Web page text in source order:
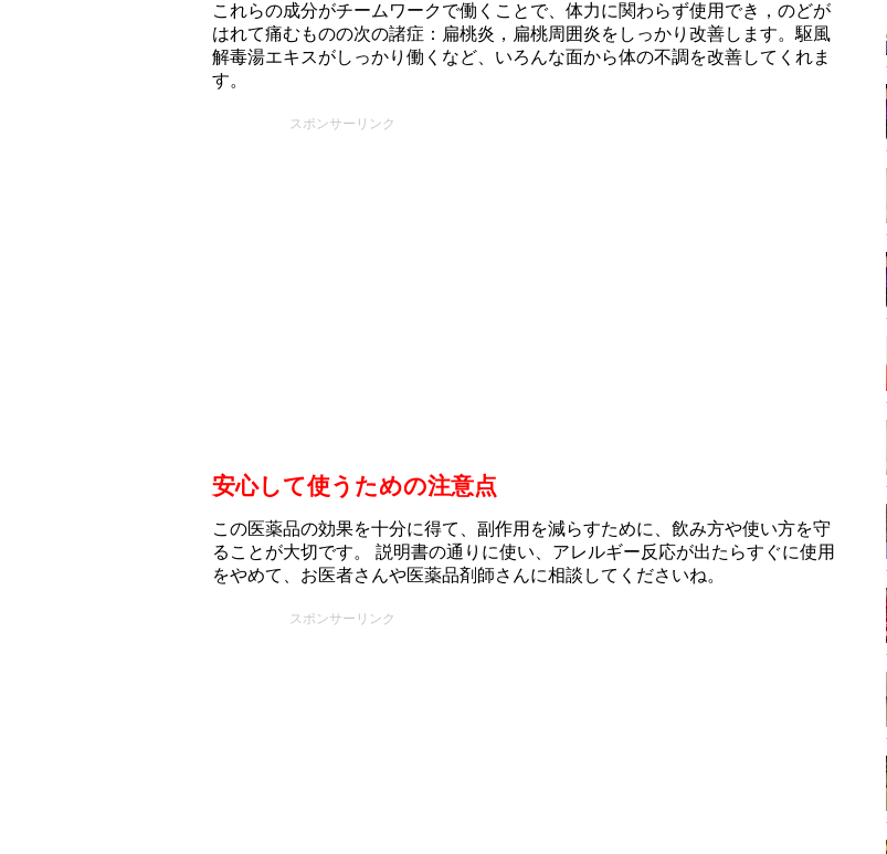
これらの成分がチームワークで働くことで、体力に関わらず使用でき，のどが
はれて痛むものの次の諸症：扁桃炎，扁桃周囲炎をしっかり改善します。駆風
解毒湯エキスがしっかり働くなど、いろんな面から体の不調を改善してくれま
す。
スポンサーリンク
安心して使うための注意点
この医薬品の効果を十分に得て、副作用を減らすために、飲み方や使い方を守
ることが大切です。 説明書の通りに使い、アレルギー反応が出たらすぐに使用
をやめて、お医者さんや医薬品剤師さんに相談してくださいね。
スポンサーリンク